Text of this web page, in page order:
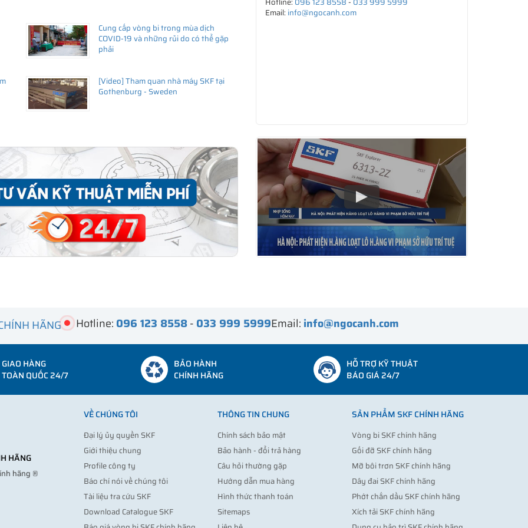
uy tín
liên hệ với
Cung cấp vòng bi trong mùa dịch
COVID-19 và những rủi do có thể gặp
phải
[Video] Tham quan nhà máy SKF tại
Gothenburg - Sweden
Email: info@ngocanh.com
HÃNG Hotline: 096 123 8558- 033 999 5999Email: info@ngocanh.com
GIAO HÀNG
TOÀN QUỐC 24/7
BẢO HÀNH
CHÍNH HÃNG
HỖ TRỢ KỸ THUẬT
BÁO GIÁ 24/7
HÃNG
hãng ®
VỀ CHÚNG TÔI
Đại lý ủy quyền SKF
Giới thiệu chung
Profile công ty
Báo chí nói về chúng tôi
Tài liệu tra cứu SKF
Download Catalogue SKF
THÔNG TIN CHUNG
Chính sách bảo mật
Bảo hành - đổi trả hàng
Câu hỏi thường gặp
Hướng dẫn mua hàng
Hình thức thanh toán
Sitemaps
SẢN PHẨM SKF CHÍNH HÃNG
Vòng bi SKF chính hãng
Gối đỡ SKF chính hãng
Mỡ bôi trơn SKF chính hãng
Dây đai SKF chính hãng
Phớt chắn dầu SKF chính hãng
Xích tải SKF chính hãng